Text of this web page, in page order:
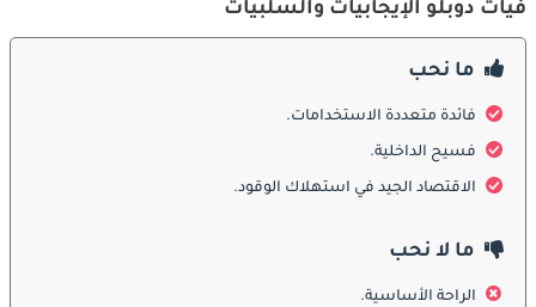
فيات دوبلو الإيجابيات والسلبيات
ما نحب
فائدة متعددة الاستخدامات.
فسيح الداخلية.
الاقتصاد الجيد في استهلاك الوقود.
ما لا نحب
الراحة الأساسية.